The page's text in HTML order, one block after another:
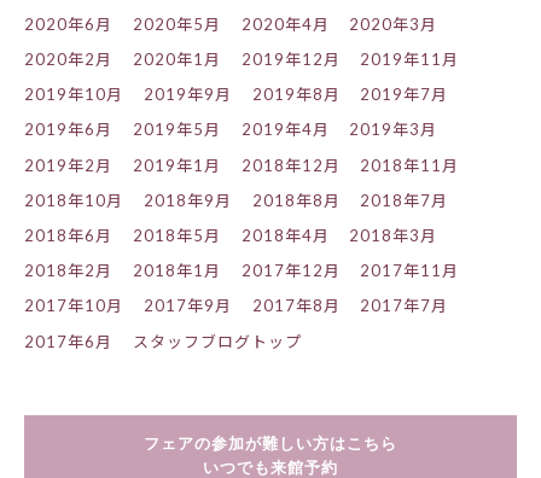
2020年6月
2020年5月 2020年4月
2020年3月
2020年2月
2020年1月 2019年12月
2019年11月
2019年10月
2019年9月 2019年8月
2019年7月
2019年6月
2019年5月 2019年4月
2019年3月
2019年2月
2019年1月 2018年12月
2018年11月
2018年10月
2018年9月 2018年8月
2018年7月
2018年6月
2018年5月 2018年4月
2018年3月
2018年2月
2018年1月 2017年12月
2017年11月
2017年10月
2017年9月 2017年8月
2017年7月
2017年6月
スタッフブログトップ
フェアの参加が難しい方はこちら
いつでも来館予約